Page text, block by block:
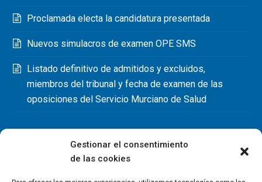
Gestionar el consentimiento
de las cookies
Proclamada electa la candidatura presentada
Nuevos simulacros de examen OPE SMS
Listado definitivo de admitidos y excluidos,
miembros del tribunal y fecha de examen de las
oposiciones del Servicio Murciano de Salud